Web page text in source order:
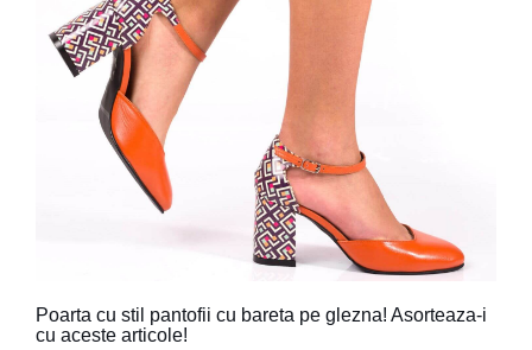
Poarta cu stil pantofii cu bareta pe glezna! Asorteaza-i
cu aceste articole!